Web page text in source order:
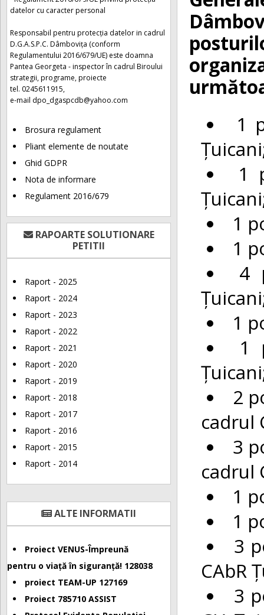
datelor cu caracter personal
Responsabil pentru protecția datelor in cadrul
D.G.A.S.P.C. Dâmbovița (conform
Regulamentului 2016/679/UE) este doamna
Pantea Georgeta - inspector în cadrul Biroului
strategii, programe, proiecte
tel. 0245611915,
e-mail dpo_dgaspcdb@yahoo.com
Brosura regulament
Pliant elemente de noutate
Ghid GDPR
Nota de informare
Regulament 2016/679
RAPOARTE SOLUTIONARE
PETITII
Raport - 2025
Raport - 2024
Raport - 2023
Raport - 2022
Raport - 2021
Raport - 2020
Raport - 2019
Raport - 2018
Raport - 2017
Raport - 2016
Raport - 2015
Raport - 2014
ALTE INFORMATII
Proiect VENUS-Împreună
pentru o viață în siguranță! 128038
proiect TEAM-UP 127169
Proiect 785710 ASSIST
1
1
1
1
4
1
1
2
cadrul
3
cadrul
1
1
3
CAbR
3